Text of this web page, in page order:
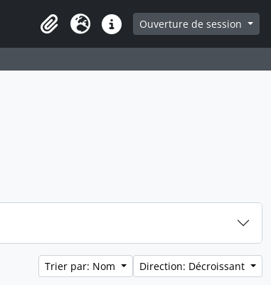
Presse-papier
LangueLiens rapidesOuverture de session
Trier par: Nom Direction: Décroissant